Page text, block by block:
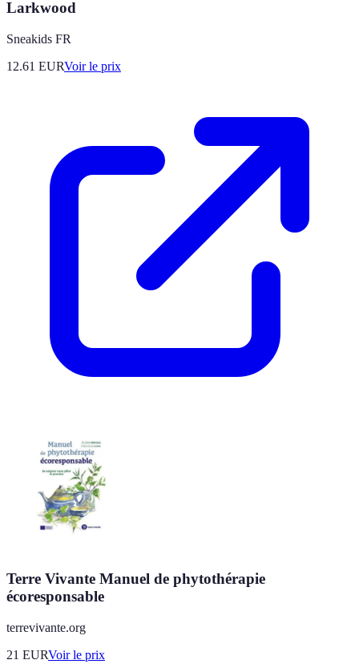
Larkwood
Sneakids FR
12.61 EURVoir le prix
Terre Vivante Manuel de phytothérapie
écoresponsable
terrevivante.org
21 EURVoir le prix